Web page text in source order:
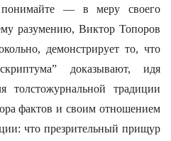
— в меру своего
разумению, Виктор Топоров
демонстрирует то, что
доказывают, идя
толстожурнальной традиции
фактов и своим отношением
что презрительный прищур